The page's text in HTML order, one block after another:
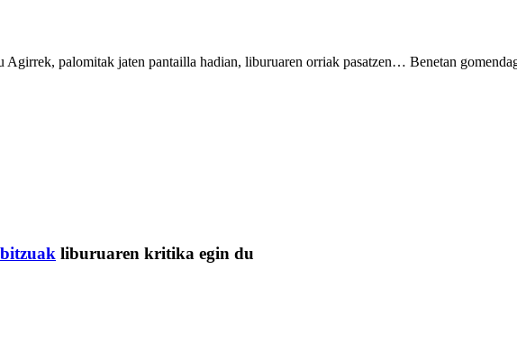
Agirrek, palomitak jaten pantailla hadian, liburuaren orriak pasatzen… Benetan
liburuaren kritika egin du